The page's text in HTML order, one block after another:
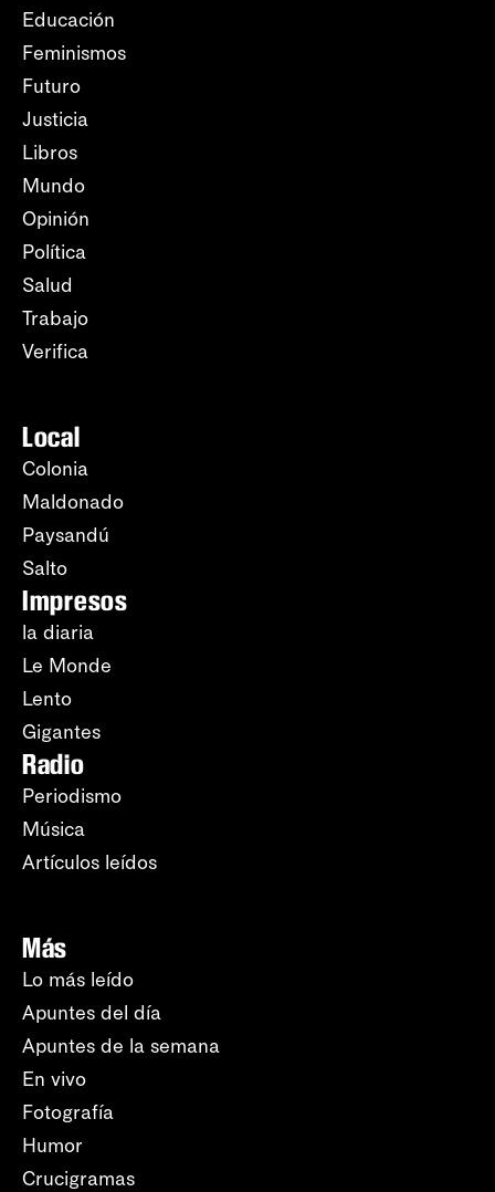
Educación
Feminismos
Futuro
Justicia
Libros
Mundo
Opinión
Política
Salud
Trabajo
Verifica
Local
Colonia
Maldonado
Paysandú
Salto
Impresos
la diaria
Le Monde
Lento
Gigantes
Radio
Periodismo
Música
Artículos leídos
Más
Lo más leído
Apuntes del día
Apuntes de la semana
En vivo
Fotografía
Humor
Crucigramas